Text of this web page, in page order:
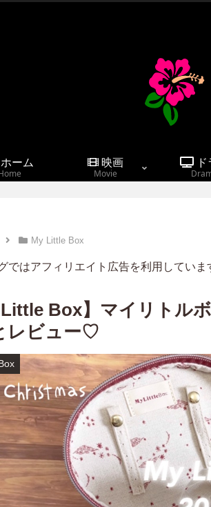
ーム
映画
Movie
ド
My Little Box
ではアフィリエイト広告を利用していま
Little Box】マイリトル
レビュー♡